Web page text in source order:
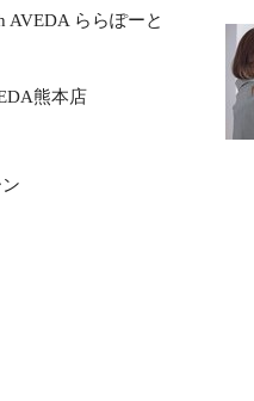
AVEDA ららぽーと
熊本店